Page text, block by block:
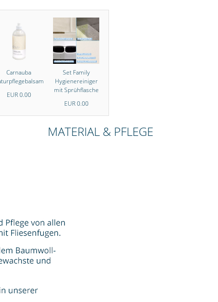
Carnauba
EUR 0.00
Set Family
Hygienereiniger
mit Sprühflasche
EUR 0.00
MATERIAL & PFLEGE